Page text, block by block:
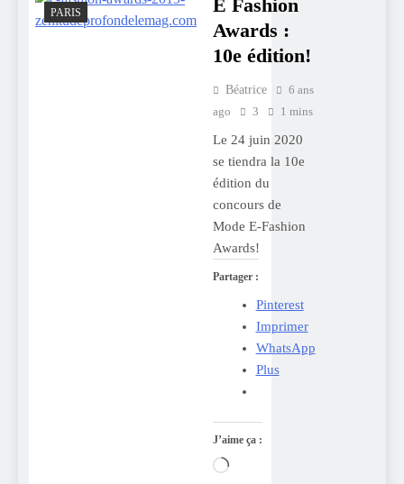
PARIS
E Fashion
Awards :
10e édition!
Béatrice
6 ans
ago
3 1 mins
Le 24 juin 2020
se tiendra la 10e
édition du
concours de
Mode E-Fashion
Awards!
Partager :
Pinterest
Imprimer
WhatsApp
Plus
J’aime ça :
Chargement…